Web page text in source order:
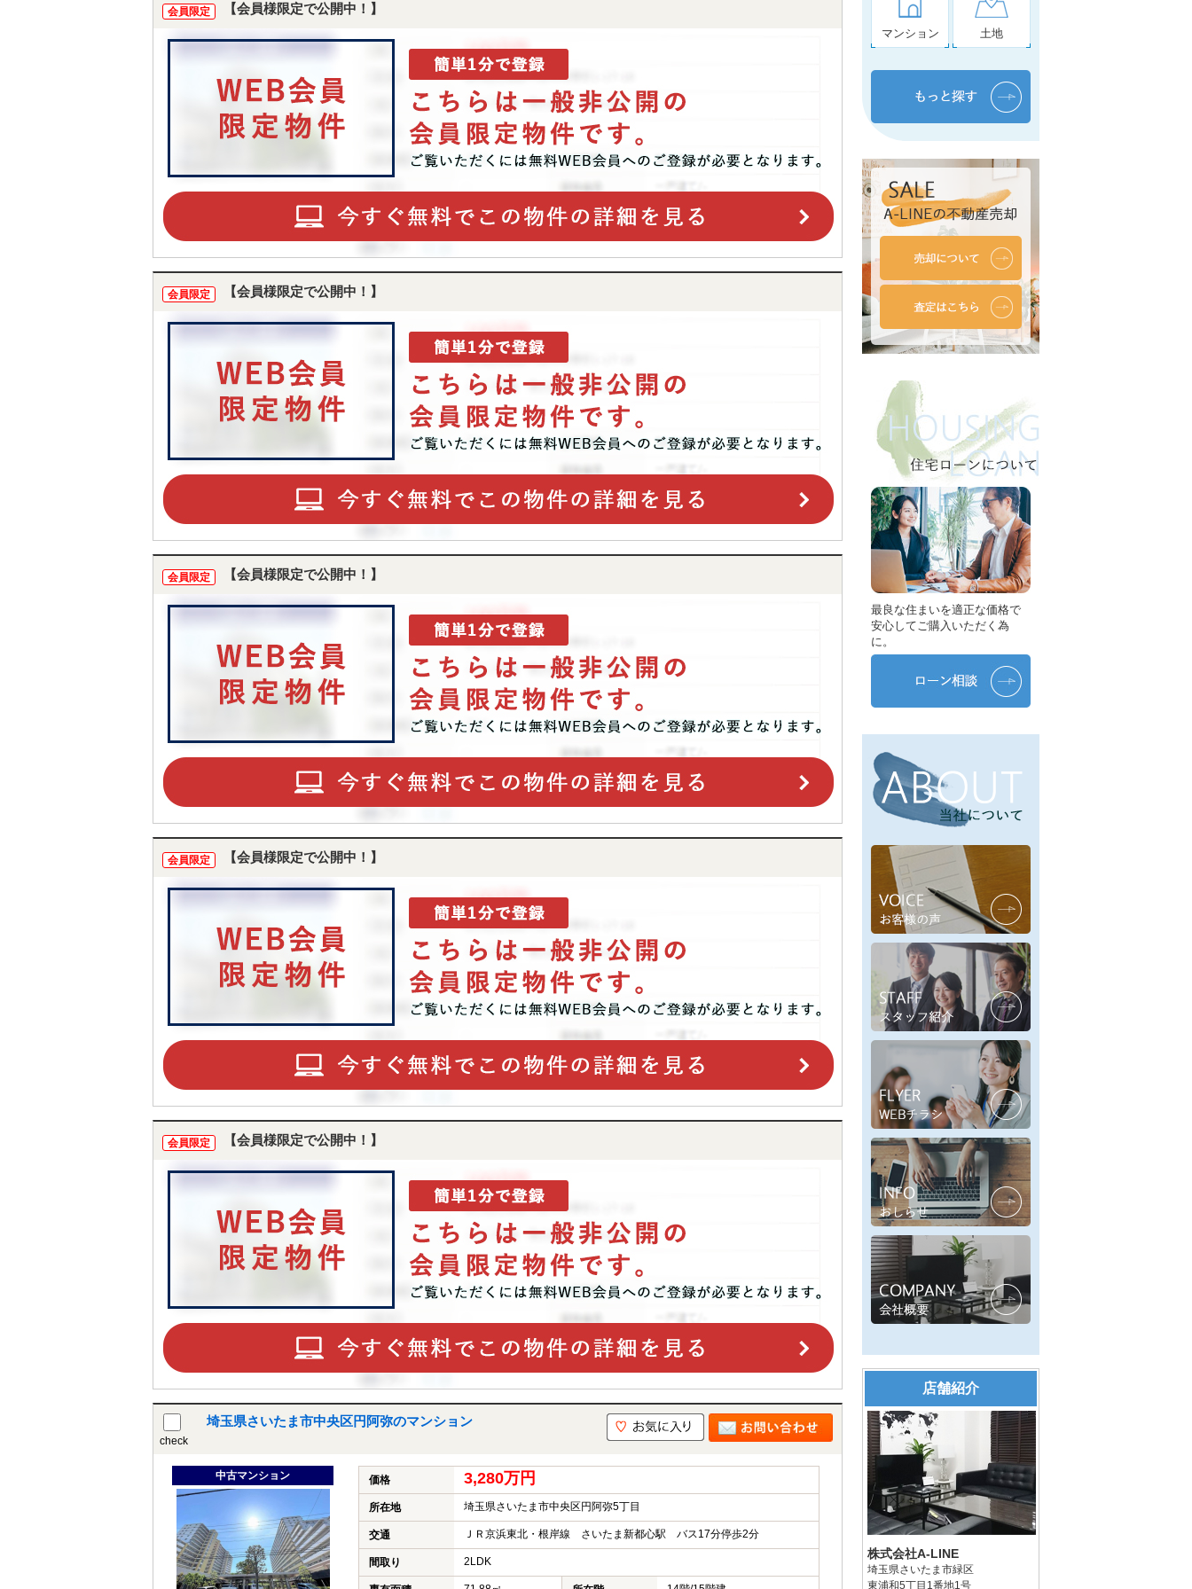
会員限定 【会員様限定で公開中！】
会員限定 【会員様限定で公開中！】
会員限定 【会員様限定で公開中！】
会員限定 【会員様限定で公開中！】
会員限定 【会員様限定で公開中！】
check
埼玉県さいたま市中央区円阿弥のマンション
中古マンション 価格 3,280万円
所在地 埼玉県さいたま市中央区円阿弥5丁目
交通 ＪＲ京浜東北・根岸線 さいたま新都心駅 バス17分停歩2分
間取り 2LDK
マンション 土地
最良な住まいを適正な価格で
安心してご購入いただく為
に。
店舗紹介
株式会社A-LINE
埼玉県さいたま市緑区
東浦和5丁目1番地1号